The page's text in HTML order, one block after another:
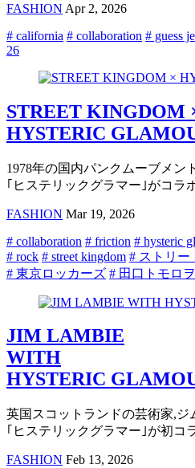
FASHION Apr 2, 2026
# california # collaboration # guess
26
STREET KINGDOM
HYSTERIC
1978年の国内パンクムーブメン
｢ヒステリックグラマー｣がコラ
FASHION Mar 19, 2026
# collaboration # friction # hysteric
# rock # street kingdom # ストリー
# 東京ロッカーズ # 田口トモロヲ
JIM LAMBIE
WITH
HYSTERIC
英国スコットランドの芸術家,ジ
｢ヒステリックグラマー｣が初コ
FASHION Feb 13, 2026